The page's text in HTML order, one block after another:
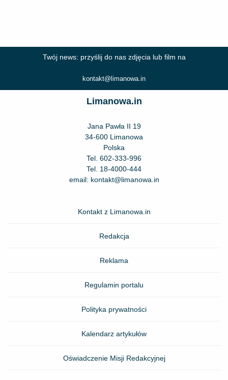
Twój news: przyślij do nas zdjęcia lub film na
kontakt@limanowa.in
Limanowa.in
Jana Pawła II 19
34-600 Limanowa
Polska
Tel. 602-333-996
Tel. 18-4000-444
email: kontakt@limanowa.in
Kontakt z Limanowa.in
Redakcja
Reklama
Regulamin portalu
Polityka prywatności
Kalendarz artykułów
Oświadczenie Misji Redakcyjnej